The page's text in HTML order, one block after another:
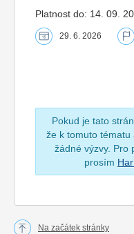
Platnost do: 14. 09.
29. 6. 2026
Pokud je tato
že k tomuto tématu
žádné výzvy. Pro
prosím
Na začátek stránky